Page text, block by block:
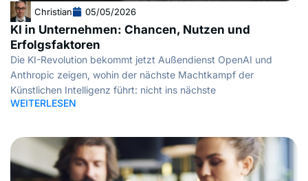
Christian 05/05/2026
KI in Unternehmen: Chancen, Nutzen und
Erfolgsfaktoren
Die KI-Revolution bekommt jetzt Außendienst OpenAI und
Anthropic zeigen, wohin der nächste Machtkampf der
Künstlichen Intelligenz führt: nicht ins nächste
WEITERLESEN